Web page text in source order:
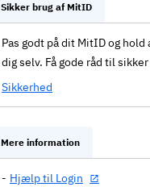
Sikker brug af MitID
Pas godt på dit MitID og
dig selv. Få gode råd til
Sikkerhed
Mere information
Hjælp til Login